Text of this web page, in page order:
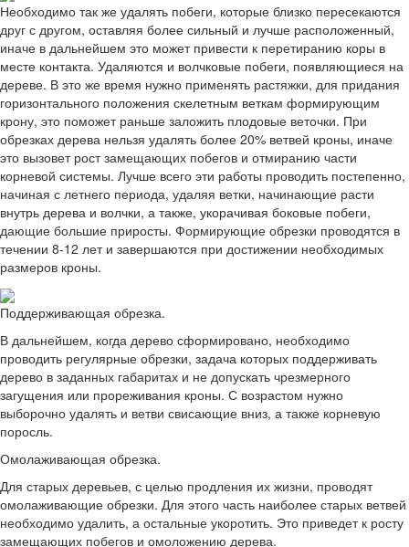
Необходимо так же удалять побеги, которые близко пересекаются
друг с другом, оставляя более сильный и лучше расположенный,
иначе в дальнейшем это может привести к перетиранию коры в
месте контакта. Удаляются и волчковые побеги, появляющиеся на
дереве. В это же время нужно применять растяжки, для придания
горизонтального положения скелетным веткам формирующим
крону, это поможет раньше заложить плодовые веточки. При
обрезках дерева нельзя удалять более 20% ветвей кроны, иначе
это вызовет рост замещающих побегов и отмиранию части
корневой системы. Лучше всего эти работы проводить постепенно,
начиная с летнего периода, удаляя ветки, начинающие расти
внутрь дерева и волчки, а также, укорачивая боковые побеги,
дающие большие приросты. Формирующие обрезки проводятся в
течении 8-12 лет и завершаются при достижении необходимых
размеров кроны.
Поддерживающая обрезка.
В дальнейшем, когда дерево сформировано, необходимо
проводить регулярные обрезки, задача которых поддерживать
дерево в заданных габаритах и не допускать чрезмерного
загущения или прореживания кроны. С возрастом нужно
выборочно удалять и ветви свисающие вниз, а также корневую
поросль.
Омолаживающая обрезка.
Для старых деревьев, с целью продления их жизни, проводят
омолаживающие обрезки. Для этого часть наиболее старых ветвей
необходимо удалить, а остальные укоротить. Это приведет к росту
замещающих побегов и омоложению дерева.